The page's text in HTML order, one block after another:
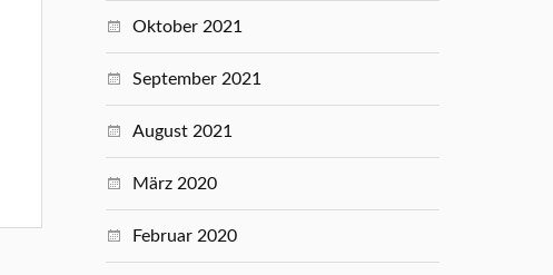
Oktober 2021
September 2021
August 2021
März 2020
Februar 2020